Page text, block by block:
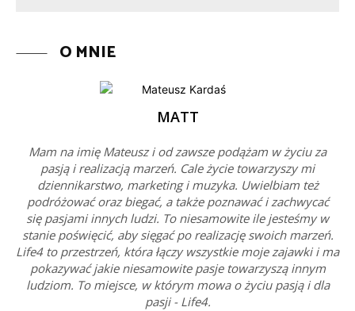
O MNIE
MATT
Mam na imię Mateusz i od zawsze podążam w życiu za
pasją i realizacją marzeń. Cale życie towarzyszy mi
dziennikarstwo, marketing i muzyka. Uwielbiam też
podróżować oraz biegać, a także poznawać i zachwycać
się pasjami innych ludzi. To niesamowite ile jesteśmy w
stanie poświęcić, aby sięgać po realizację swoich marzeń.
Life4 to przestrzeń, która łączy wszystkie moje zajawki i ma
pokazywać jakie niesamowite pasje towarzyszą innym
ludziom. To miejsce, w którym mowa o życiu pasją i dla
pasji - Life4.